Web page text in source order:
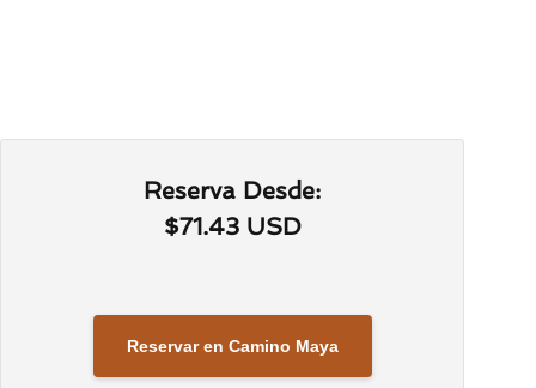
Reserva Desde:
$71.43 USD
Reservar en Camino Maya